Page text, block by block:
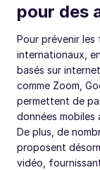
pour des
Pour prévenir les
internationaux,
basés sur
comme Zoom,
permettent de
données mobiles
De plus, de
proposent
vidéo,